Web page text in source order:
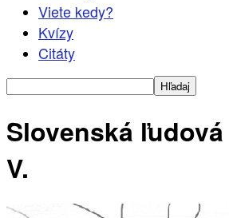
Viete kedy?
Kvízy
Citáty
Slovenská
V.